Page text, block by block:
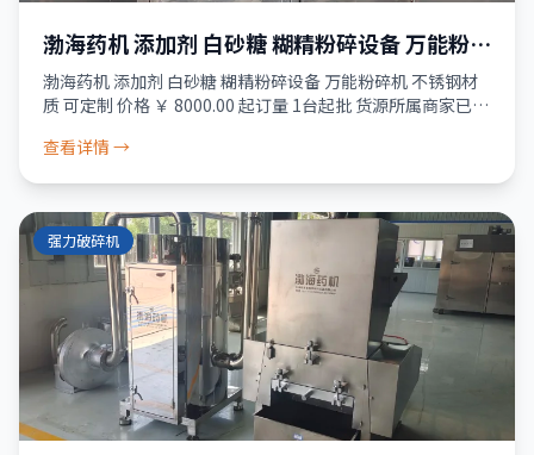
渤海药机 添加剂 白砂糖 糊精粉碎设备 万能粉碎
机 不锈钢材质 可定制
渤海药机 添加剂 白砂糖 糊精粉碎设备 万能粉碎机 不锈钢材
质 可定制 价格 ￥ 8000.00 起订量 1台起批 货源所属商家已经
障
查看详情 →
强力破碎机